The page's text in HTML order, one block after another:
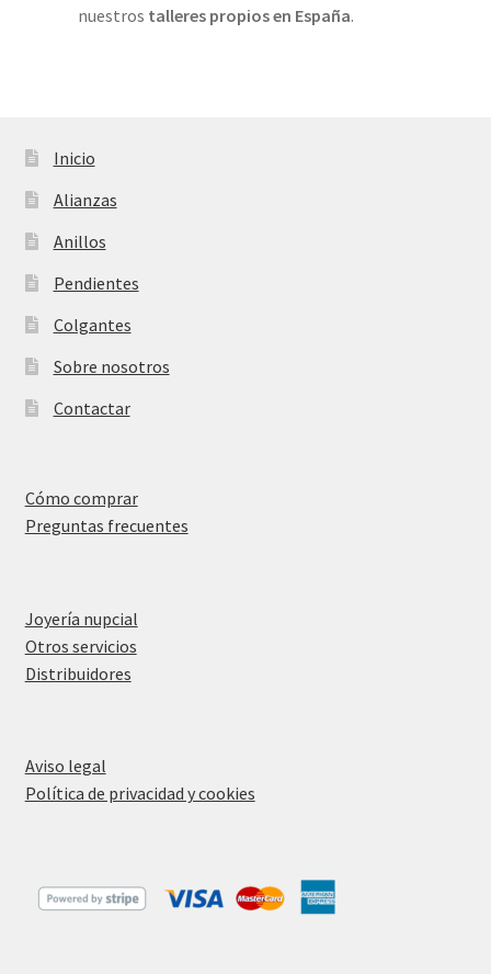
nuestros talleres propios en España.
Inicio
Alianzas
Anillos
Pendientes
Colgantes
Sobre nosotros
Contactar
Cómo comprar
Preguntas frecuentes
Joyería nupcial
Otros servicios
Distribuidores
Aviso legal
Política de privacidad y cookies